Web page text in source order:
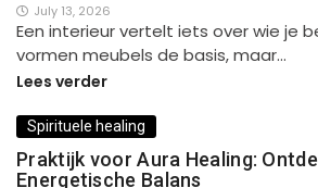
July 13, 2026
Een interieur vertelt iets over wie je
vormen meubels de basis, maar…
Lees verder
Spirituele healing
Praktijk voor Aura Healing:
Energetische Balans